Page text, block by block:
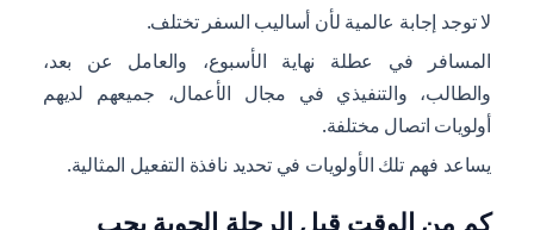
لا توجد إجابة عالمية لأن أساليب السفر تختلف.
المسافر في عطلة نهاية الأسبوع، والعامل عن بعد،
والطالب، والتنفيذي في مجال الأعمال، جميعهم لديهم
أولويات اتصال مختلفة.
يساعد فهم تلك الأولويات في تحديد نافذة التفعيل المثالية.
كم من الوقت قبل الرحلة الجوية يجب